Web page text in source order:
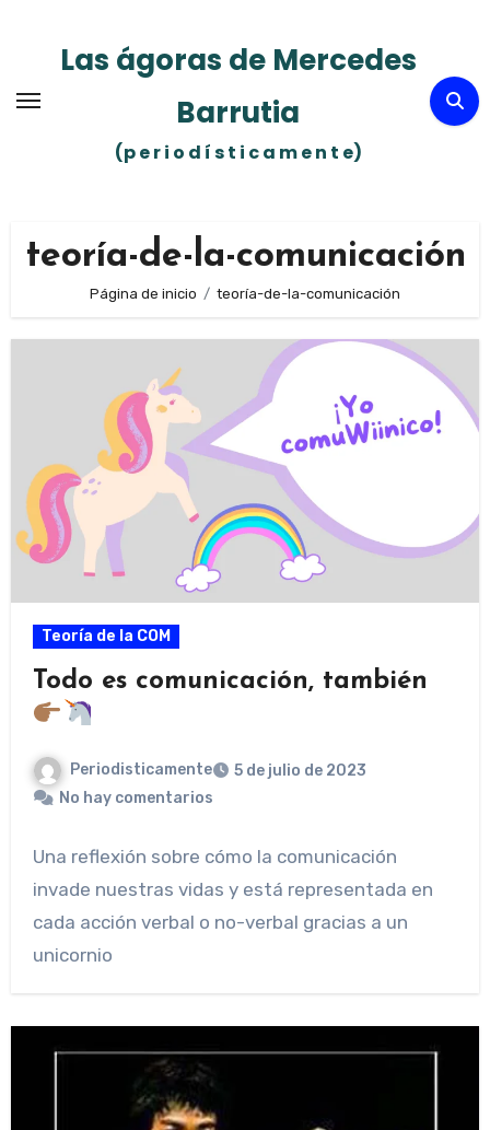
contenidoLas ágoras de Mercedes
Barrutia
(p e r i o d í s t i c a m e n t e)
teoría-de-la-comunicación
Página de inicio teoría-de-la-comunicación
Teoría de la COM
Todo es comunicación, también
Periodisticamente
5 de julio de 2023
No hay comentarios
Una reflexión sobre cómo la comunicación
invade nuestras vidas y está representada en
cada acción verbal o no-verbal gracias a un
unicornio